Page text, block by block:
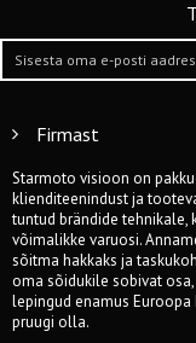
Firmast
Starmoto visioon on
klienditeenindust ja
tuntud brändide tehnikale,
võimalikke varuosi.
sõitma hakkaks ja
oma sõidukile sobivat
lepingud enamus
pruugi olla.